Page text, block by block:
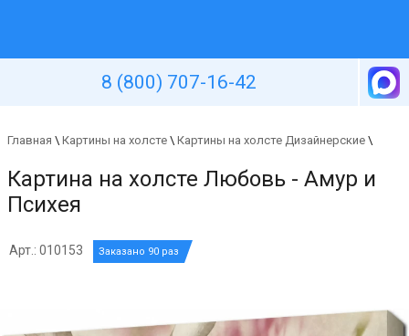
8 (800) 707-16-42
Главная \ Картины на холсте \ Картины на холсте Дизайнерские \
Картина на холсте Любовь - Амур и
Психея
Арт.: 010153 Заказано 90 раз